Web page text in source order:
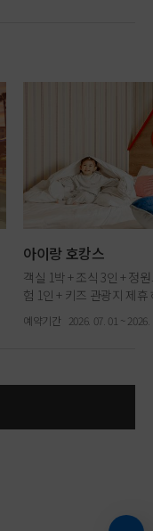
아이랑 호캉스
객실 1박 + 조식 3인 + 정
험 1인 + 키즈 관광지 제휴
+ [2박] 키즈기프트 +[키
예약기간 2026. 07. 01 ~